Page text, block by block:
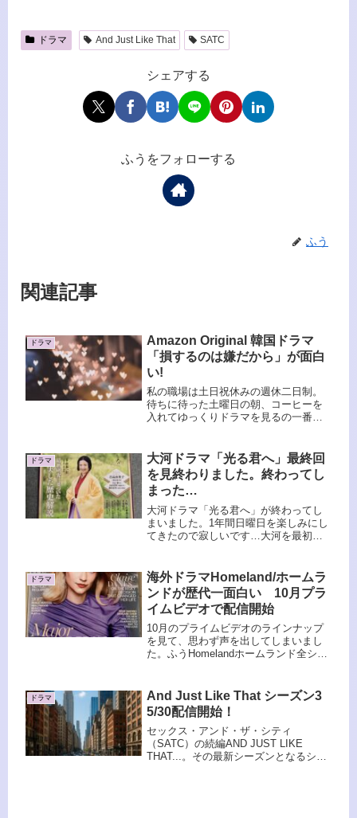
ドラマ And Just Like That SATC
シェアする
ふうをフォローする
ふう
関連記事
ドラマ
Amazon Original 韓国ドラマ
「損するのは嫌だから」が面白
い!
私の職場は土日祝休みの週休二日制。
待ちに待った土曜日の朝、コーヒーを
入れてゆっくりドラマを見るの一番幸
いタッチのラブコメって何も考えず気
楽に見れるのがいい～送料無料・
Ama...
ドラマ
大河ドラマ「光る君へ」最終回
を見終わりました。終わってし
まった…
大河ドラマ「光る君へ」が終わってし
まいました。1年間日曜日を楽しみにし
てきたので寂しいです…大河を最初か
のない雅な世界を1年間堪能させていた
だきました。最終話のラストは賛否...
ドラマ
海外ドラマHomeland/ホームラ
ンドが歴代一面白い 10月プラ
イムビデオで配信開始
10月のプライムビデオのラインナップ
を見て、思わず声を出してしまいまし
た。ふうHomelandホームランド全シー
ラマホームランド。全シーズン見放題
配信とはなんて太っ腹な...
ドラマ
And Just Like That シーズン3
5/30配信開始！
セックス・アンド・ザ・シティ
（SATC）の続編AND JUST LIKE
THAT...。その最新シーズンとなるシー